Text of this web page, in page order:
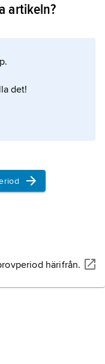
någon
dog i späd
artikeln?
det!
härifrån.